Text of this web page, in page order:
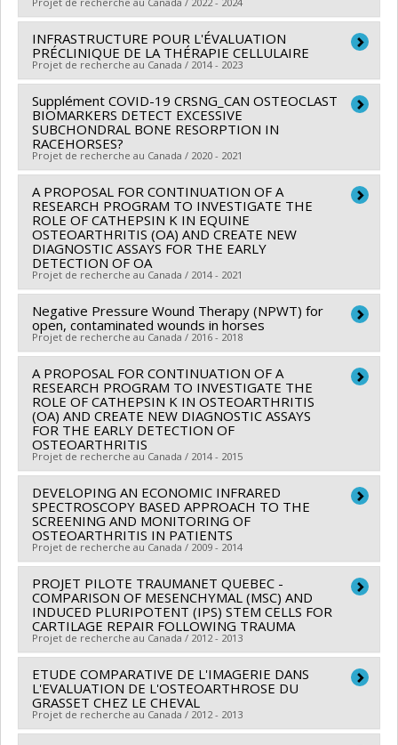
Funding sources:American College Veterinary
Surgeons Foundation
Grant programs:
Funding sources:FRQS/Fonds de recherche du
Québec - Santé (FRSQ)
Grant programs:PVXXXXXX-Réseaux thématiques de
recherche
INFRASTRUCTURE POUR L'ÉVALUATION
PRÉCLINIQUE DE LA THÉRAPIE CELLULAIRE
Projet de recherche au Canada / 2014 - 2023
Co-researchers : Sheila Laverty
Funding sources:FRQS/Fonds de recherche du
Québec - Santé (FRSQ)
Grant programs:PVXXXXXX-Réseaux thématiques de
recherche
Supplément COVID-19 CRSNG_CAN OSTEOCLAST
BIOMARKERS DETECT EXCESSIVE
SUBCHONDRAL BONE RESORPTION IN
RACEHORSES?
Projet de recherche au Canada / 2020 - 2021
Funding sources:CRSNG/Conseil de recherches en
sciences naturelles et génie du Canada (CRSNG)
Grant programs: PVXXXXXX-Supplément à l’appui des
étudiants, des stagiaires postdoctoraux et du
personnel de soutien à la recherche COVID-19
A PROPOSAL FOR CONTINUATION OF A
RESEARCH PROGRAM TO INVESTIGATE THE
ROLE OF CATHEPSIN K IN EQUINE
OSTEOARTHRITIS (OA) AND CREATE NEW
DIAGNOSTIC ASSAYS FOR THE EARLY
DETECTION OF OA
Projet de recherche au Canada / 2014 - 2021
Lead researcher : Sheila Laverty
Funding sources:CRSNG/Conseil de recherches en
sciences naturelles et génie du Canada (CRSNG)
Grant programs:PVX20965-(RGP) Programme de
subvention à la découverte individuelle ou de groupe
Negative Pressure Wound Therapy (NPWT) for
open, contaminated wounds in horses
Projet de recherche au Canada / 2016 - 2018
Lead researcher : Christine Theoret
Co-researchers : Sheila Laverty,Marie Archambault
Marilène Paquet
Funding sources:American College Veterinary
Surgeons Foundation
Grant programs:
A PROPOSAL FOR CONTINUATION OF A
RESEARCH PROGRAM TO INVESTIGATE THE
ROLE OF CATHEPSIN K IN OSTEOARTHRITIS
(OA) AND CREATE NEW DIAGNOSTIC ASSAYS
FOR THE EARLY DETECTION OF
OSTEOARTHRITIS
Projet de recherche au Canada / 2014 - 2015
Lead researcher : Sheila Laverty
Funding sources:Innovation, Sciences et
Développement économique Canada , FRQNT/Fonds
de recherche du Québec - Nature et technologies
(FQRNT)
Grant programs:, PVXXXXXX-Stage Accélération
Quebec FRQ-NT et MITACS
DEVELOPING AN ECONOMIC INFRARED
SPECTROSCOPY BASED APPROACH TO THE
SCREENING AND MONITORING OF
OSTEOARTHRITIS IN PATIENTS
Projet de recherche au Canada / 2009 - 2014
Lead researcher : Sheila Laverty
Co-researchers : Christopher Riley
Funding sources:IRSC/Instituts de recherche en santé
du Canada
Grant programs:
PROJET PILOTE TRAUMANET QUEBEC -
COMPARISON OF MESENCHYMAL (MSC) AND
INDUCED PLURIPOTENT (IPS) STEM CELLS FOR
CARTILAGE REPAIR FOLLOWING TRAUMA
Projet de recherche au Canada / 2012 - 2013
Lead researcher : Sheila Laverty
Co-researchers : Lawrence C. Smith,Edward Joseph
Harvey
ETUDE COMPARATIVE DE L'IMAGERIE DANS
L'EVALUATION DE L'OSTEOARTHROSE DU
GRASSET CHEZ LE CHEVAL
Projet de recherche au Canada / 2012 - 2013